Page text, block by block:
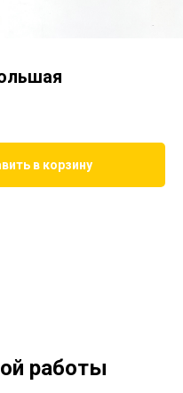
в корзину
работы